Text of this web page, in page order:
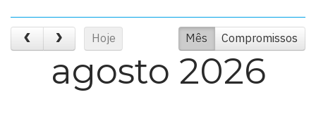
Hoje Mês Compromissos
agosto 2026